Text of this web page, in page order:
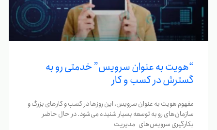
“هویت به عنوان سرویس” خدمتی رو به
گسترش در کسب و کار
مفهوم هویت به عنوان سرویس، این روزها در کسب و کارهای بزرگ و
سازمان‌های رو به توسعه بسیار شنیده می‌شود. در حال حاضر
بکارگیری سرویس‌های مدیریت